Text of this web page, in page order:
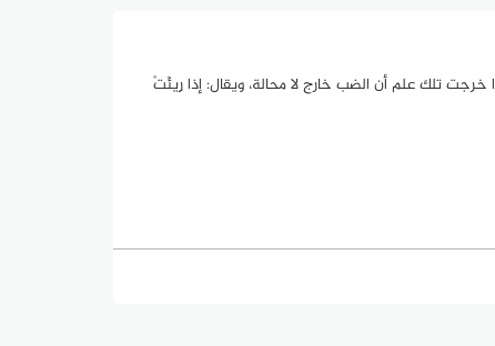
تلك علم أن الضب خارج لا محالة، ويقال: إذا رِيئَتْ